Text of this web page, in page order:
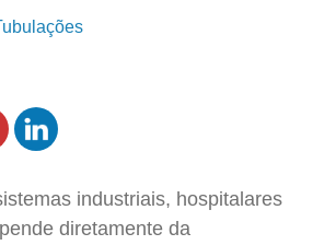
industriais, hospitalares
diretamente da